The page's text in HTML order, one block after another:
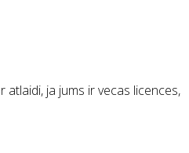
atlaidi, ja jums ir vecas licences,